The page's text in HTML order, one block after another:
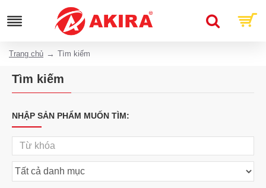
Trang chủ Tìm kiếm
Tìm kiếm
NHẬP SẢN PHẨM MUỐN TÌM: